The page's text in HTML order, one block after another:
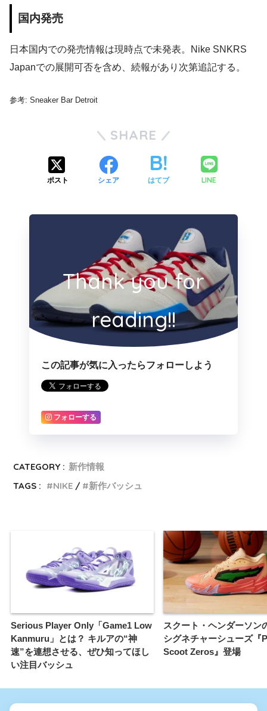
国内発売
日本国内での発売情報は現時点で未発表。Nike SNKRS
Japanでの展開可否を含め、続報があり次第追記する。
参考: Sneaker Bar Detroit
SHARE
ポスト シェア はてブ LINE
Thank you for
reading!!
この記事が気に入ったらフォローしよう
フォローする
CATEGORY : 新作情報
TAGS :
NIKE 新作バッシュ
Serious Player Only「Game1 Low
Kanmuru」とは？ キルアの“神
速”を連想させる、ぜひ知ってほし
い注目バッシュ
スクート・ヘンダーソン
シグネチャーシューズ『
Scoot Zeros』登場